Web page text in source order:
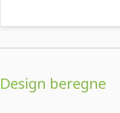
Design beregne